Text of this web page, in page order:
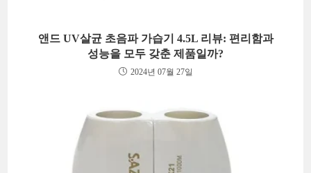
앤드 UV살균 초음파 가습기 4.5L 리뷰: 편리함과
성능을 모두 갖춘 제품일까?
2024년 07월 27일